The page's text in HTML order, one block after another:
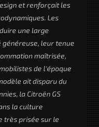
et renforçait les
Les
une large
leur tenue
maîtrisée,
de l'époque
ait disparu du
la Citroën GS
la culture
très prisée sur le